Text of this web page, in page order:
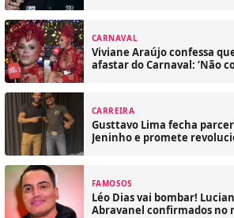
CARNAVAL
Viviane Araújo confessa
afastar do Carnaval: ‘Não
CARREIRA
Gusttavo Lima fecha
Jeninho e promete
FAMOSOS
Léo Dias vai bombar!
Abravanel confirmados no